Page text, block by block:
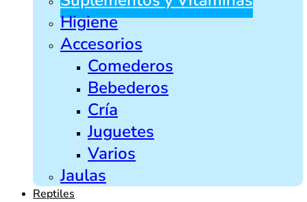
Higiene
Accesorios
Comederos
Bebederos
Cría
Juguetes
Varios
Jaulas
Reptiles